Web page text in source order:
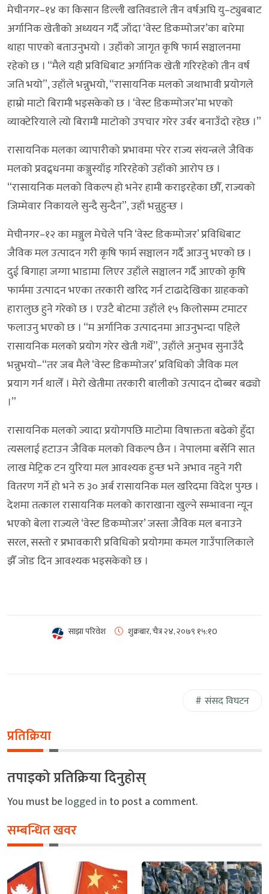
मेचीनगर–१४ का किसान डिल्ली खतिवडाले तीन वर्षअघि यु–ट्युबबाट
अर्गानिक खेतीको अध्ययन गर्दै जाँदा ‘वेस्ट डिकम्पोजर’का बारेमा
थाहा पाएको बताउनुभयो । उहाँको जागृत कृषि फार्म सञ्चालनमा
रहेको छ । “मैले यही प्रविधिबाट अर्गानिक खेती गरिरहेको तीन वर्ष
जति भयो”, उहाँले भन्नुभयो, “रासायनिक मलको जथाभावी प्रयोगले
हाम्रो माटो बिरामी भइसकेको छ । ‘वेस्ट डिकम्पोजर’मा भएको
व्याक्टेरियाले त्यो बिरामी माटोको उपचार गरेर उर्बर बनाउँदो रहेछ ।”
रासायनिक मलका व्यापारीको प्रभावमा परेर राज्य संयन्त्रले जैविक
मलको प्रवद्र्धनमा कञ्जुस्याँइ गरिरहेको उहाँको आरोप छ ।
“रासायनिक मलको विकल्प हो भनेर हामी कराइरहेका छौँ, राज्यको
जिम्मेवार निकायले सुन्दै सुन्दैन”, उहाँ भन्नुहुन्छ ।
मेचीनगर–१२ का मञ्जुल मेचेले पनि ‘वेस्ट डिकम्पोजर’ प्रविधिबाट
जैविक मल उत्पादन गरी कृषि फार्म सञ्चालन गर्दै आउनु भएको छ ।
दुई बिगाहा जग्गा भाडामा लिएर उहाँले सञ्चालन गर्दै आएको कृषि
फार्ममा उत्पादन भएका तरकारी खरिद गर्न टाढादेखिका ग्राहकको
हारालुछ हुने गरेको छ । एउटै बोटमा उहाँले १५ किलोसम्म टमाटर
फलाउनु भएको छ । “म अर्गानिक उत्पादनमा आउनुभन्दा पहिले
रासायनिक मलको प्रयोग गरेर खेती गर्थें”, उहाँले अनुभव सुनाउँदै
भन्नुभयो–“तर जब मैले ‘वेस्ट डिकम्पोजर’ प्रविधिको जैविक मल
प्रयाग गर्न थालेँ । मेरो खेतीमा तरकारी बालीको उत्पादन दोब्बर बढ्यो
।”
रासायनिक मलको ज्यादा प्रयोगपछि माटोमा विषाक्तता बढेको हुँदा
त्यसलाई हटाउन जैविक मलको विकल्प छैन । नेपालमा बर्सेनि सात
लाख मेट्रिक टन युरिया मल आवश्यक हुन्छ भने अभाव नहुने गरी
वितरण गर्ने हो भने रु ३० अर्ब रासायनिक मल खरिदमा विदेश पुग्छ ।
देशमा तत्काल रासायनिक मलको काराखाना खुल्ने सम्भावना न्यून
भएको बेला राज्यले ‘वेस्ट डिकम्पोजर’ जस्ता जैविक मल बनाउने
सरल, सस्तो र प्रभावकारी प्रविधिको प्रयोगमा कमल गाउँपालिकाले
झैँ जोड दिन आवश्यक भइसकेको छ ।
साझा परिवेश शुक्रबार, चैत्र २४, २०७९ १५:१0
संसद विघटन
प्रतिक्रिया
तपाइको प्रतिक्रिया दिनुहोस्
You must belogged in to post a comment.
सम्बन्धित खवर